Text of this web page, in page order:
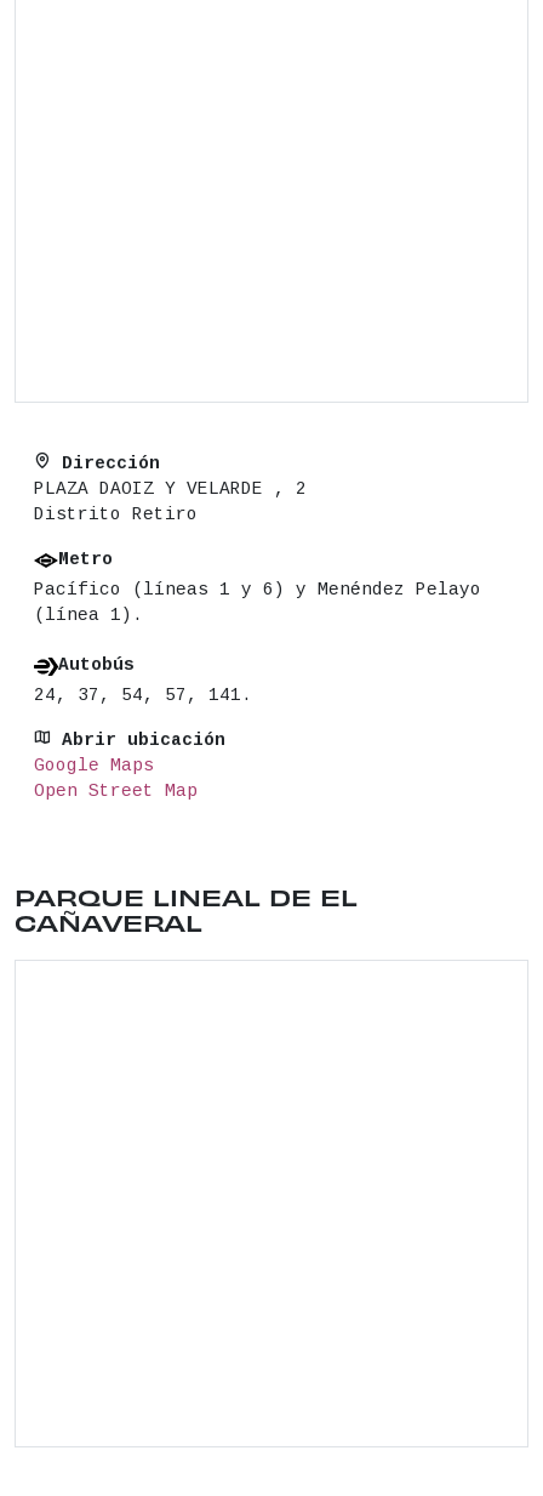
Dirección
PLAZA DAOIZ Y VELARDE , 2
Distrito Retiro
Metro
Pacífico (líneas 1 y 6) y Menéndez Pelayo
(línea 1).
Autobús
24, 37, 54, 57, 141.
Abrir ubicación
Google Maps
Open Street Map
PARQUE LINEAL DE EL
CAÑAVERAL
Ubicación del lugar: Calle de Imperio